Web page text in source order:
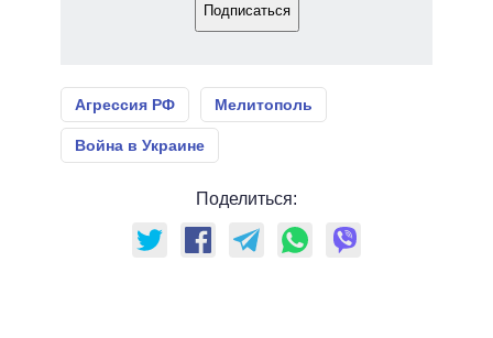
Подписаться
Агрессия РФ Мелитополь
Война в Украине
Поделиться: